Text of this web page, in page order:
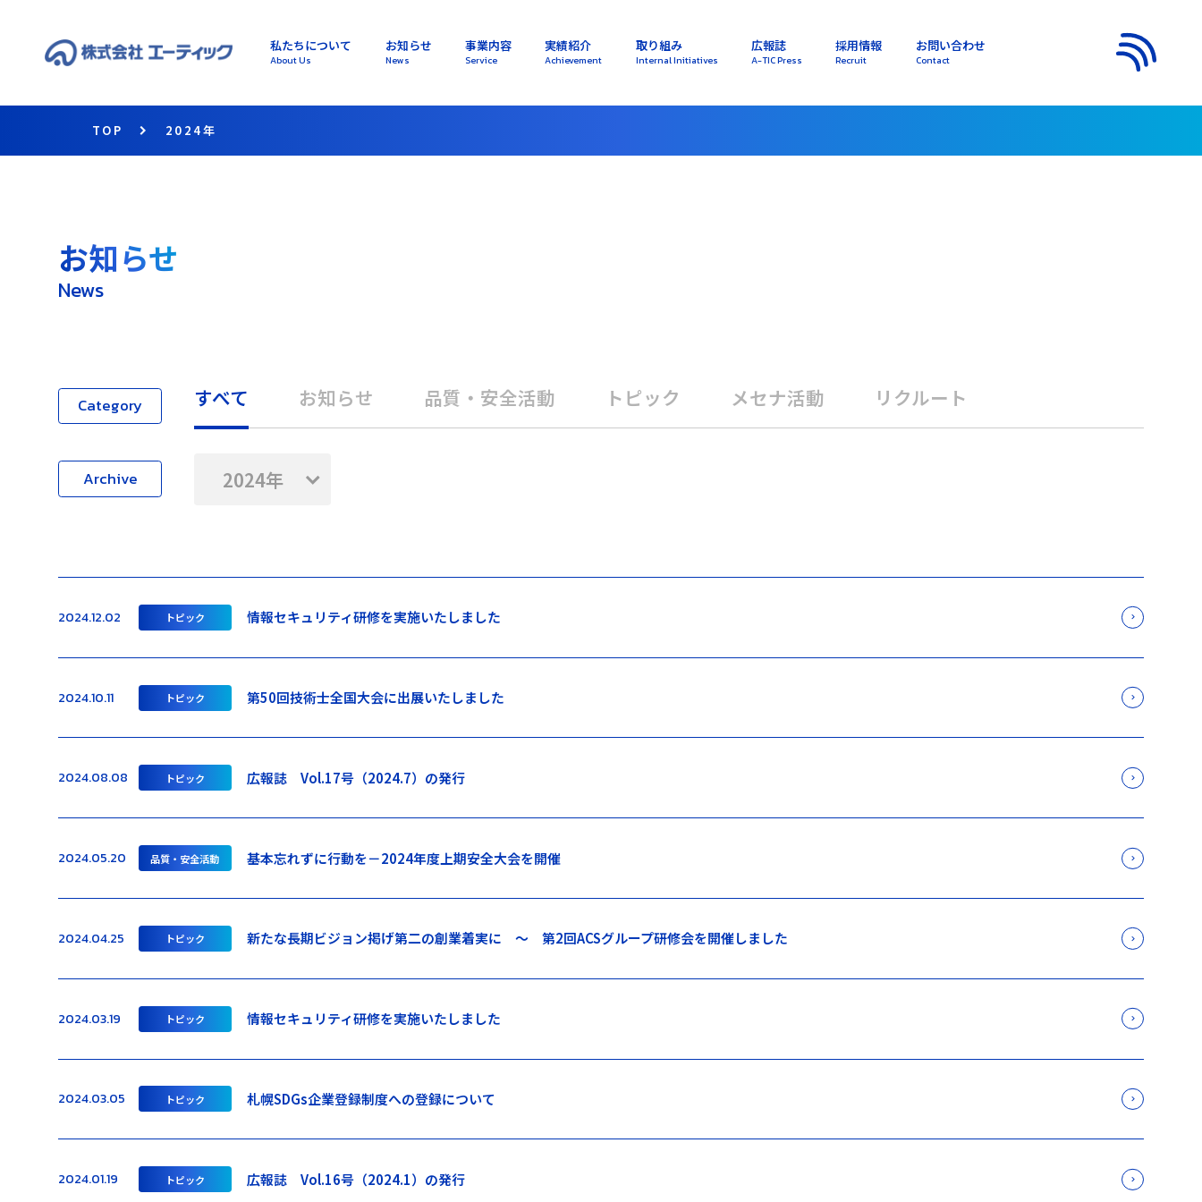
私たちについて
About Us
お知らせ
News
事業内容
Service
実績紹介
Achievement
取り組み
Internal Initiatives
広報誌
A-TIC Press
採用情報
Recruit
お問い合わせ
Contact
TOP 2024年
お知らせ
News
Category すべて お知らせ 品質・安全活動 トピック メセナ活動 リクルート
Archive 2024年
2024.12.02 トピック 情報セキュリティ研修を実施いたしました
2024.10.11 トピック 第50回技術士全国大会に出展いたしました
2024.08.08 トピック 広報誌 Vol.17号（2024.7）の発行
2024.05.20 品質・安全活動 基本忘れずに行動を－2024年度上期安全大会を開催
2024.04.25 トピック 新たな長期ビジョン掲げ第二の創業着実に 〜 第2回ACSグループ研修会を開催しました
2024.03.19 トピック 情報セキュリティ研修を実施いたしました
2024.03.05 トピック 札幌SDGs企業登録制度への登録について
2024.01.19 トピック 広報誌 Vol.16号（2024.1）の発行